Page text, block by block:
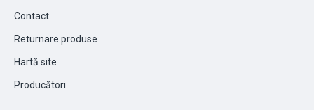
Contact
Returnare produse
Hartă site
Producători